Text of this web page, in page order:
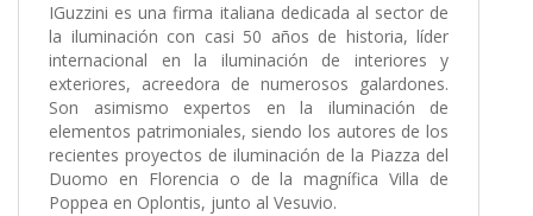
IGuzzini es una firma italiana dedicada al sector de
la iluminación con casi 50 años de historia, líder
internacional en la iluminación de interiores y
exteriores, acreedora de numerosos galardones.
Son asimismo expertos en la iluminación de
elementos patrimoniales, siendo los autores de los
recientes proyectos de iluminación de la Piazza del
Duomo en Florencia o de la magnífica Villa de
Poppea en Oplontis, junto al Vesuvio.